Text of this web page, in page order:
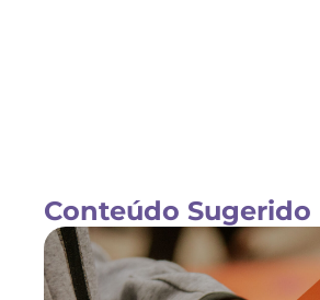
Conteúdo Sugerido